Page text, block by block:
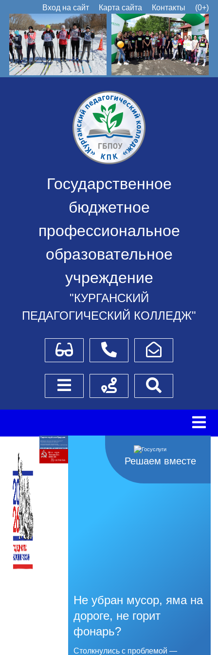
Вход на сайт Карта сайта Контакты (0+)
Государственное
бюджетное
профессиональное
образовательное
учреждение
"КУРГАНСКИЙ
ПЕДАГОГИЧЕСКИЙ КОЛЛЕДЖ"
Для слабовидящихТелефоныНаписать обращение
Боковое менюСхема проезда
Решаем вместе
Не убран мусор, яма на
дороге, не горит
фонарь?
Столкнулись с проблемой —